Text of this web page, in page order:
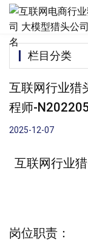
互联网行业猎
程师-
2025-12-07
互联网行业
岗位职责：
栏目分类